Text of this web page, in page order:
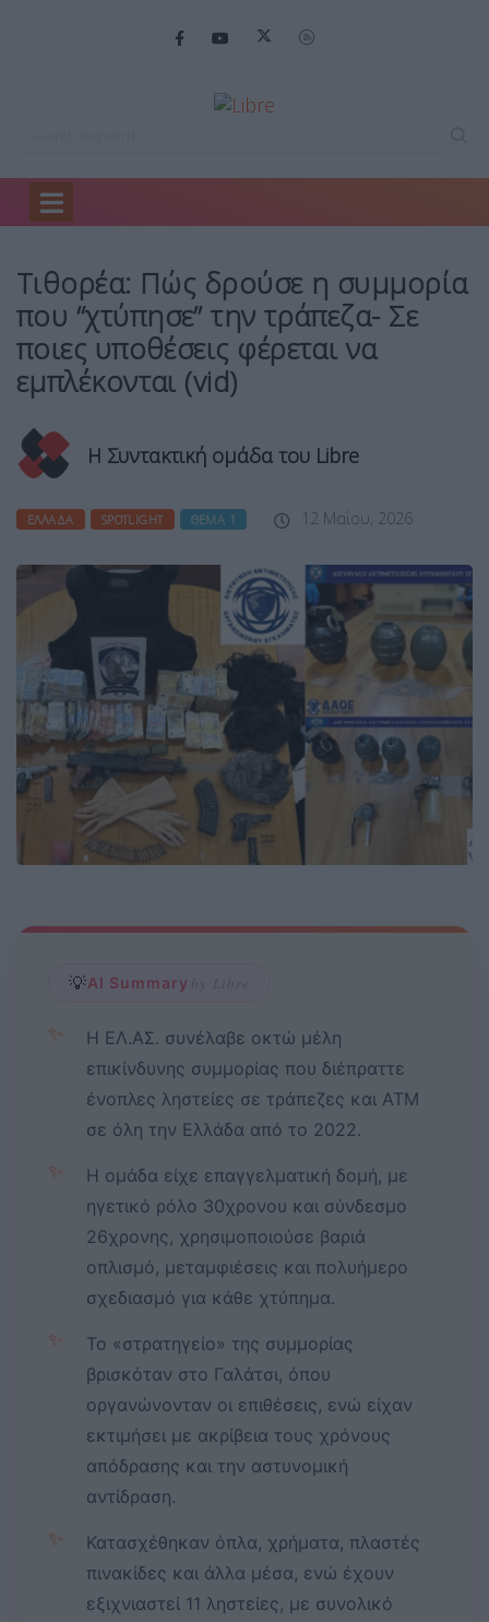
Home
Τιθορέα: Πώς δρούσε η συμμορία
που “χτύπησε” την τράπεζα- Σε
ποιες υποθέσεις φέρεται να
εμπλέκονται (vid)
Η Συντακτική ομάδα του Libre
ΕΛΛΆΔΑ SPOTLIGHT ΘΈΜΑ 1 12 Μαΐου, 2026
💡AI Summary by Libre
✨
Η ΕΛ.ΑΣ. συνέλαβε οκτώ μέλη
επικίνδυνης συμμορίας που διέπραττε
ένοπλες ληστείες σε τράπεζες και ΑΤΜ
σε όλη την Ελλάδα από το 2022.
✨
Η ομάδα είχε επαγγελματική δομή, με
ηγετικό ρόλο 30χρονου και σύνδεσμο
26χρονης, χρησιμοποιούσε βαριά
οπλισμό, μεταμφιέσεις και πολυήμερο
σχεδιασμό για κάθε χτύπημα.
✨
Το «στρατηγείο» της συμμορίας
βρισκόταν στο Γαλάτσι, όπου
οργανώνονταν οι επιθέσεις, ενώ είχαν
εκτιμήσει με ακρίβεια τους χρόνους
απόδρασης και την αστυνομική
αντίδραση.
✨
Κατασχέθηκαν όπλα, χρήματα, πλαστές
πινακίδες και άλλα μέσα, ενώ έχουν
εξιχνιαστεί 11 ληστείες, με συνολικό